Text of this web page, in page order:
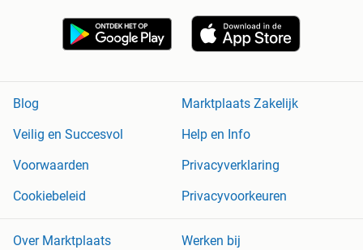
Blog
Marktplaats Zakelijk
Veilig en Succesvol
Help en Info
Voorwaarden
Privacyverklaring
Cookiebeleid
Privacyvoorkeuren
Over Marktplaats
Werken bij